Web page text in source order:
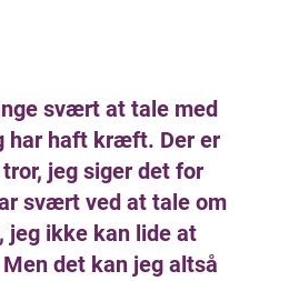
svært at tale med
har haft kræft. Der er
jeg siger det for
svært ved at tale om
jeg ikke kan lide at
det kan jeg altså